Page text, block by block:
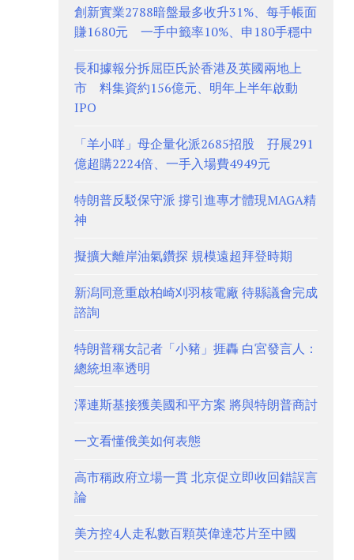
創新實業2788暗盤最多收升31%、每手帳面
賺1680元 一手中籤率10%、申180手穩中
長和據報分拆屈臣氏於香港及英國兩地上
市 料集資約156億元、明年上半年啟動
IPO
「羊小咩」母企量化派2685招股 孖展291
億超購2224倍、一手入場費4949元
特朗普反駁保守派 撐引進專才體現MAGA精
神
擬擴大離岸油氣鑽探 規模遠超拜登時期
新潟同意重啟柏崎刈羽核電廠 待縣議會完成
諮詢
特朗普稱女記者「小豬」捱轟 白宮發言人：
總統坦率透明
澤連斯基接獲美國和平方案 將與特朗普商討
一文看懂俄美如何表態
高市稱政府立場一貫 北京促立即收回錯誤言
論
美方控4人走私數百顆英偉達芯片至中國